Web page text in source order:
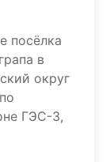
посёлка
в
округ
ГЭС-3,